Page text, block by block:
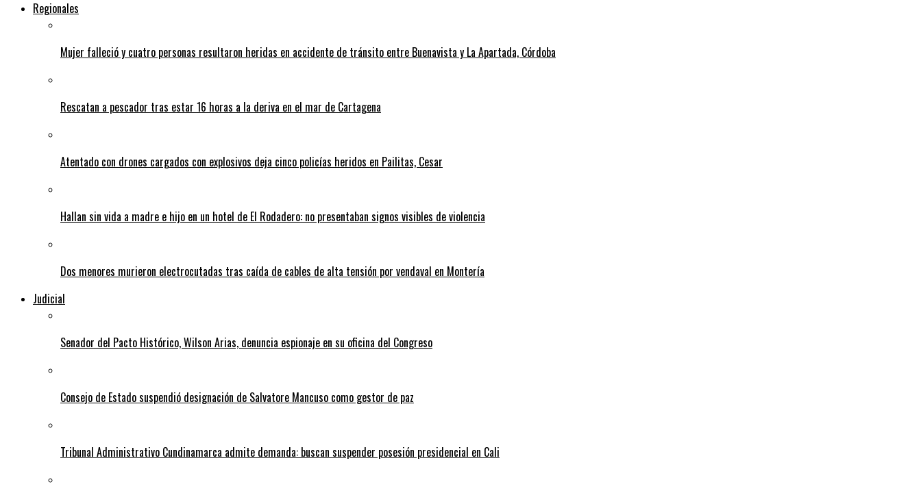
Regionales
Mujer falleció y cuatro personas resultaron heridas en accidente de tránsito entre Buenavista y La Apartada, Córdoba
Rescatan a pescador tras estar 16 horas a la deriva en el mar de Cartagena
Atentado con drones cargados con explosivos deja cinco policías heridos en Pailitas, Cesar
Hallan sin vida a madre e hijo en un hotel de El Rodadero: no presentaban signos visibles de violencia
Dos menores murieron electrocutadas tras caída de cables de alta tensión por vendaval en Montería
Judicial
Senador del Pacto Histórico, Wilson Arias, denuncia espionaje en su oficina del Congreso
Consejo de Estado suspendió designación de Salvatore Mancuso como gestor de paz
Tribunal Administrativo Cundinamarca admite demanda: buscan suspender posesión presidencial en Cali